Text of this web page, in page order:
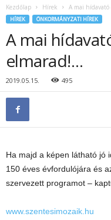
Kezdőlap Hírek A mai
HÍREK ÖNKORMÁNYZATI HÍREK
A mai
elmarad!…
2019.05.15. 495
Ha majd a képen látható jó
150 éves évfordulójára és
szervezett programot –
www.szentesimozaik.hu